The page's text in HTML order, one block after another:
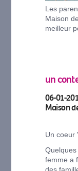
Les
Maison
meilleur
un
06-01-
Maison
Un coeur
femme a